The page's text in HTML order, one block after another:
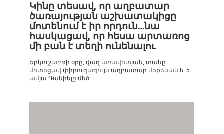
Կինը տեսավ, որ աղբատար
ծառայության աշխատակիցը
մոտենում է իր որդուն…նա
հասկացավ, որ հեսա արտառոց
մի բան է տեղի ունենալու
Երկուշաբթի օրը, վաղ առավոտյան, տանը
մոտեցավ փիրուզագույն աղբատար մեքենան և 5
ամյա Դանիելը մեծ